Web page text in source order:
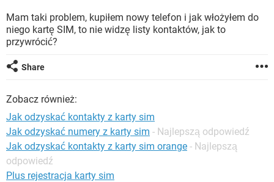
WINDOWS 10
SPOTIFY NETFLIX
INSTAGRAM FACEBOOK
Mam taki problem, kupiłem nowy telefon i jak włożyłem do
niego kartę SIM, to nie widzę listy kontaktów, jak to
przywrócić?
Share
Zobacz również:
Jak odzyskać kontakty z karty sim
Jak odzyskać numery z karty sim - Najlepszą odpowiedź
Jak odzyskać kontakty z karty sim orange - Najlepszą
odpowiedź
Plus rejestracja karty sim